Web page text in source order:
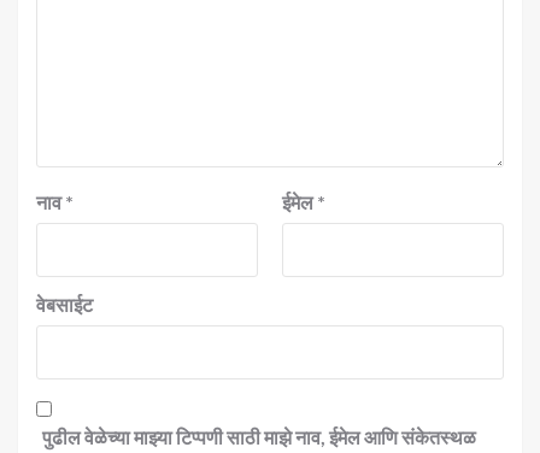
नाव* ईमेल*
वेबसाईट
पुढील वेळेच्या माझ्या टिप्पणी साठी माझे नाव, ईमेल आणि संकेतस्थळ